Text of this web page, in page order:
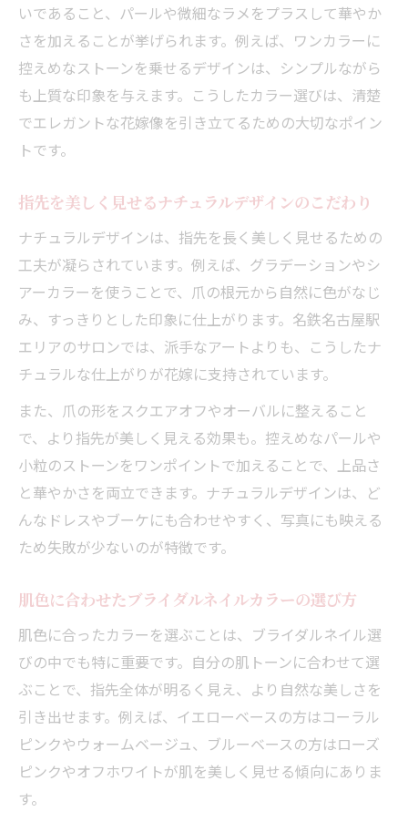
いであること、パールや微細なラメをプラスして華やか
さを加えることが挙げられます。例えば、ワンカラーに
控えめなストーンを乗せるデザインは、シンプルながら
も上質な印象を与えます。こうしたカラー選びは、清楚
でエレガントな花嫁像を引き立てるための大切なポイン
トです。
指先を美しく見せるナチュラルデザインのこだわり
ナチュラルデザインは、指先を長く美しく見せるための
工夫が凝らされています。例えば、グラデーションやシ
アーカラーを使うことで、爪の根元から自然に色がなじ
み、すっきりとした印象に仕上がります。名鉄名古屋駅
エリアのサロンでは、派手なアートよりも、こうしたナ
チュラルな仕上がりが花嫁に支持されています。
また、爪の形をスクエアオフやオーバルに整えること
で、より指先が美しく見える効果も。控えめなパールや
小粒のストーンをワンポイントで加えることで、上品さ
と華やかさを両立できます。ナチュラルデザインは、ど
んなドレスやブーケにも合わせやすく、写真にも映える
ため失敗が少ないのが特徴です。
肌色に合わせたブライダルネイルカラーの選び方
肌色に合ったカラーを選ぶことは、ブライダルネイル選
びの中でも特に重要です。自分の肌トーンに合わせて選
ぶことで、指先全体が明るく見え、より自然な美しさを
引き出せます。例えば、イエローベースの方はコーラル
ピンクやウォームベージュ、ブルーベースの方はローズ
ピンクやオフホワイトが肌を美しく見せる傾向にありま
す。